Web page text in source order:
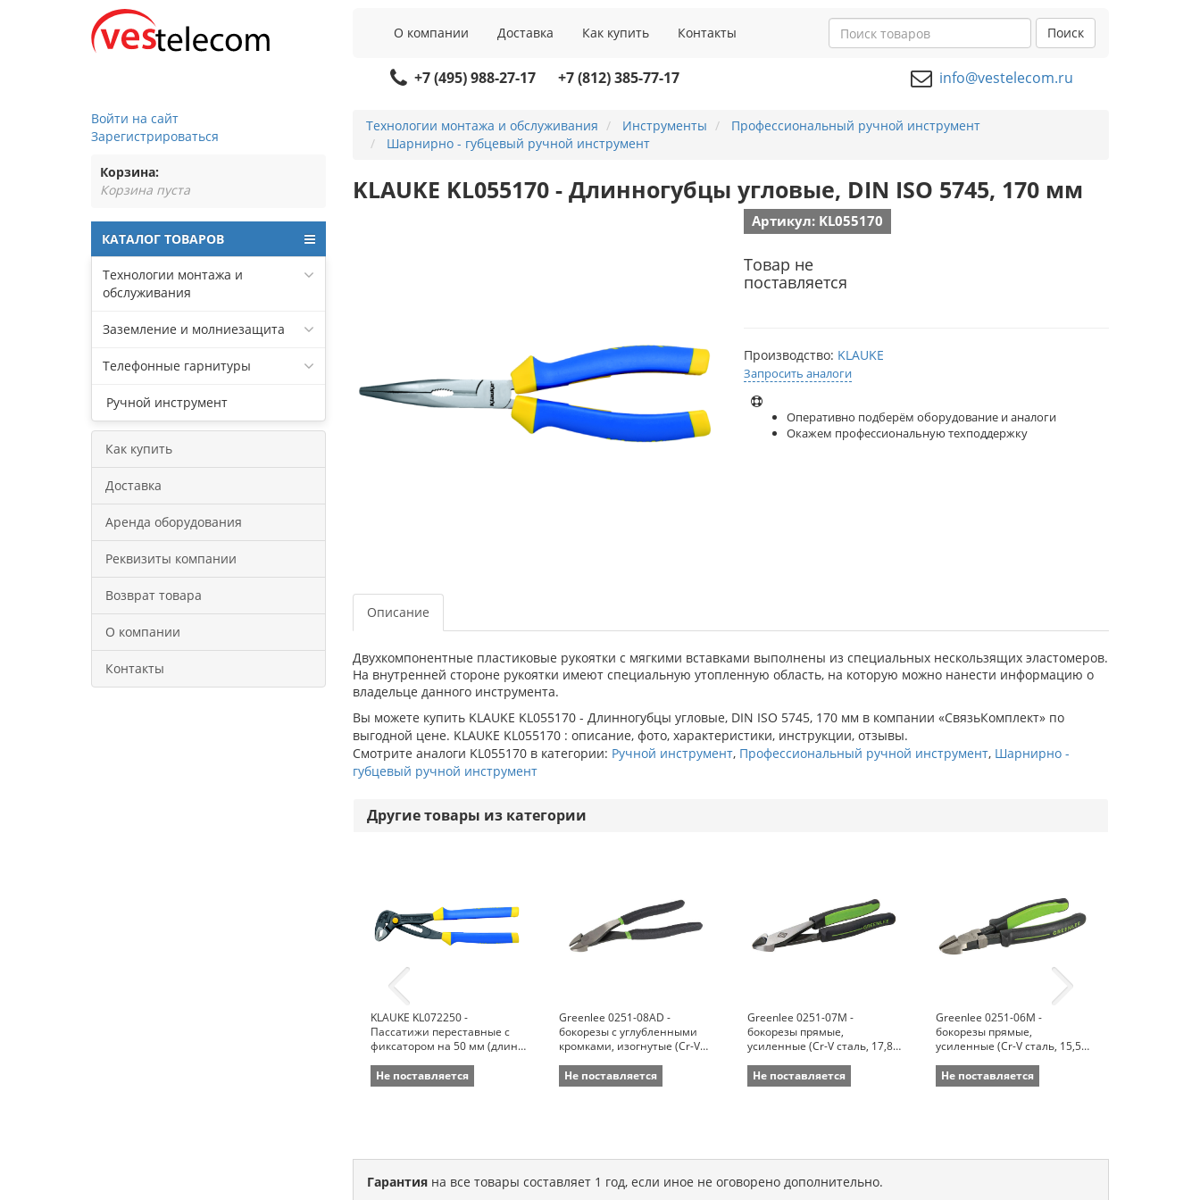
О компании Доставка Как купить Контакты Поиск
+7 (495) 988-27-17 +7 (812) 385-77-17 info@vestelecom.ru
Войти на сайт
Зарегистрироваться
Корзина:
Корзина пуста
КАТАЛОГ ТОВАРОВ
Технологии монтажа и
обслуживания
Заземление и молниезащита
Телефонные гарнитуры
Ручной инструмент
Как купить
Доставка
Аренда оборудования
Реквизиты компании
Возврат товара
О компании
Контакты
Технологии монтажа и обслуживания Инструменты
Профессиональный ручной инструмент
Шарнирно - губцевый ручной инструмент
KLAUKE KL055170 - Длинногубцы угловые, DIN ISO 5745, 170 мм
Артикул: KL055170
Товар не
поставляется
Производство: KLAUKE
Запросить аналоги
Оперативно подберём оборудование и аналоги
Окажем профессиональную техподдержку
Описание
Двухкомпонентные пластиковые рукоятки с мягкими вставками выполнены из специальных нескользящих эластомеров.
На внутренней стороне рукоятки имеют специальную утопленную область, на которую можно нанести информацию о
владельце данного инструмента.
Вы можете купить KLAUKE KL055170 - Длинногубцы угловые, DIN ISO 5745, 170 мм в компании «СвязьКомплект» по
выгодной цене. KLAUKE KL055170 : описание, фото, характеристики, инструкции, отзывы.
Смотрите аналоги KL055170 в категории: Ручной инструмент, Профессиональный ручной инструмент, Шарнирно -
губцевый ручной инструмент
Другие товары из категории
KLAUKE KL072250 -
Пассатижи переставные с
фиксатором на 50 мм (длина
Не поставляется
Greenlee 0251-08AD -
бокорезы с углубленными
кромками, изогнутые (Cr-V
Не поставляется
Greenlee 0251-07M -
бокорезы прямые,
усиленные (Cr-V сталь, 17,8
Не поставляется
Greenlee 0251-06M -
бокорезы прямые,
усиленные (Cr-V сталь, 15,5
Не поставляется
Гарантияна все товары составляет 1 год, если иное не оговорено дополнительно.